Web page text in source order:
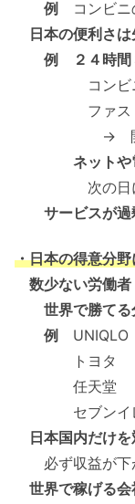
例 コンビニ
日本の便利さ
例 ２４時間
コンビ
ファスト
→ 開い
ネット
次の日に商
サービスが過
・日本の得意分
数少ない労働者
世界で勝て
例
UNIQLO
トヨタ
任天堂
セブンイ
日本国内だけ
必ず収益が下
世界で稼げる